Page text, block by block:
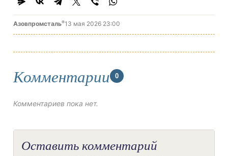
Азовпромсталь®13 мая 2026 23:00
Комментарии 0
Комментариев пока нет.
Оставить комментарий